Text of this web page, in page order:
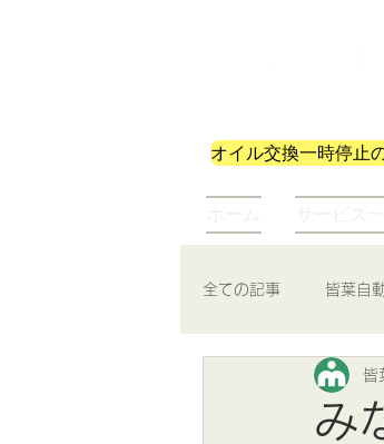
オイル交換一時停止
ホーム サービス
全ての記事 皆葉自
み
皆